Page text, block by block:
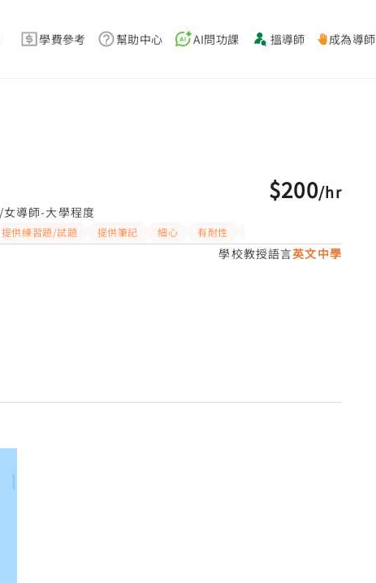
學費參考 幫助中心 AI問功課 搵導師 成為導師
導師-大學程度
提供練習題/試題 提供筆記 細心 有耐性
$200/hr
學校教授語言英文中學